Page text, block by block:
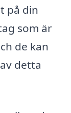
på din
som är
de kan
detta